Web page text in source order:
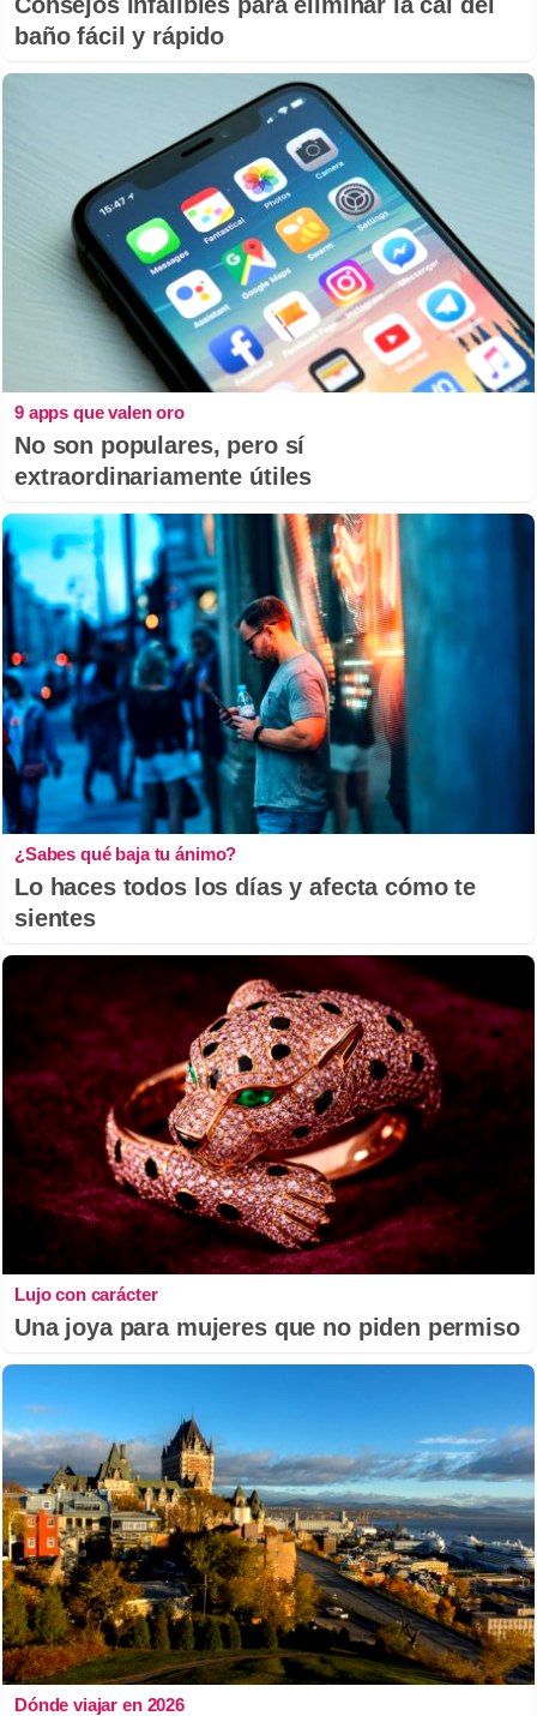
baño fácil y rápido
9 apps que valen oro
No son populares, pero sí
extraordinariamente útiles
¿Sabes qué baja tu ánimo?
Lo haces todos los días y afecta cómo te
sientes
Lujo con carácter
Una joya para mujeres que no piden permiso
Dónde viajar en 2026